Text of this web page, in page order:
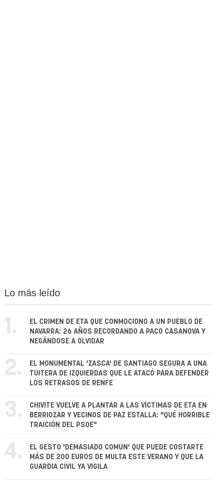
Lo más leído
1.
EL CRIMEN DE ETA QUE CONMOCIONÓ A UN PUEBLO DE
NAVARRA: 26 AÑOS RECORDANDO A PACO CASANOVA Y
NEGÁNDOSE A OLVIDAR
2.
EL MONUMENTAL 'ZASCA' DE SANTIAGO SEGURA A UNA
TUITERA DE IZQUIERDAS QUE LE ATACÓ PARA DEFENDER
LOS RETRASOS DE RENFE
3.
CHIVITE VUELVE A PLANTAR A LAS VÍCTIMAS DE ETA EN
BERRIOZAR Y VECINOS DE PAZ ESTALLA: "QUÉ HORRIBLE
TRAICIÓN DEL PSOE"
4.
EL GESTO 'DEMASIADO COMÚN' QUE PUEDE COSTARTE
MÁS DE 200 EUROS DE MULTA ESTE VERANO Y QUE LA
GUARDIA CIVIL YA VIGILA